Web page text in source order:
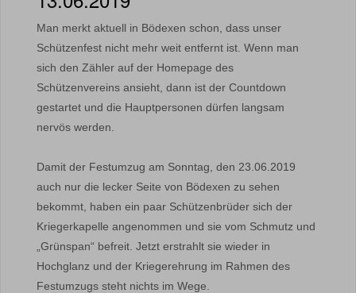
Man merkt aktuell in Bödexen schon, dass unser
Schützenfest nicht mehr weit entfernt ist. Wenn man
sich den Zähler auf der Homepage des
Schützenvereins ansieht, dann ist der Countdown
gestartet und die Hauptpersonen dürfen langsam
nervös werden.
Damit der Festumzug am Sonntag, den 23.06.2019
auch nur die lecker Seite von Bödexen zu sehen
bekommt, haben ein paar Schützenbrüder sich der
Kriegerkapelle angenommen und sie vom Schmutz und
„Grünspan“ befreit. Jetzt erstrahlt sie wieder in
Hochglanz und der Kriegerehrung im Rahmen des
Festumzugs steht nichts im Wege.